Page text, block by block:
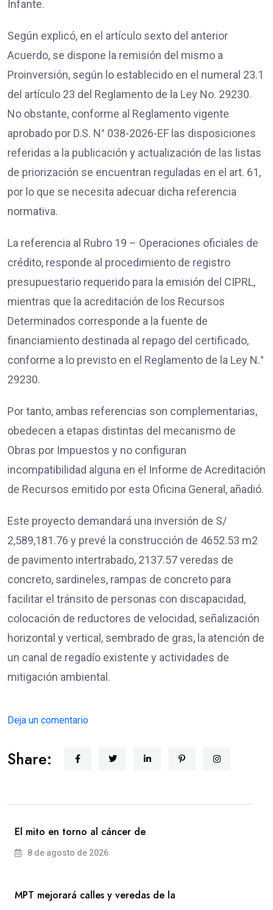
Infante.
Según explicó, en el artículo sexto del anterior
Acuerdo, se dispone la remisión del mismo a
Proinversión, según lo establecido en el numeral 23.1
del artículo 23 del Reglamento de la Ley No. 29230.
No obstante, conforme al Reglamento vigente
aprobado por D.S. N° 038-2026-EF las disposiciones
referidas a la publicación y actualización de las listas
de priorización se encuentran reguladas en el art. 61,
por lo que se necesita adecuar dicha referencia
normativa.
La referencia al Rubro 19 – Operaciones oficiales de
crédito, responde al procedimiento de registro
presupuestario requerido para la emisión del CIPRL,
mientras que la acreditación de los Recursos
Determinados corresponde a la fuente de
financiamiento destinada al repago del certificado,
conforme a lo previsto en el Reglamento de la Ley N.°
29230.
Por tanto, ambas referencias son complementarias,
obedecen a etapas distintas del mecanismo de
Obras por Impuestos y no configuran
incompatibilidad alguna en el Informe de Acreditación
de Recursos emitido por esta Oficina General, añadió.
Este proyecto demandará una inversión de S/
2,589,181.76 y prevé la construcción de 4652.53 m2
de pavimento intertrabado, 2137.57 veredas de
concreto, sardineles, rampas de concreto para
facilitar el tránsito de personas con discapacidad,
colocación de reductores de velocidad, señalización
horizontal y vertical, sembrado de gras, la atención de
un canal de regadío existente y actividades de
mitigación ambiental.
Deja un comentario
Share:
El mito en torno al cáncer de
8 de agosto de 2026
MPT mejorará calles y veredas de la